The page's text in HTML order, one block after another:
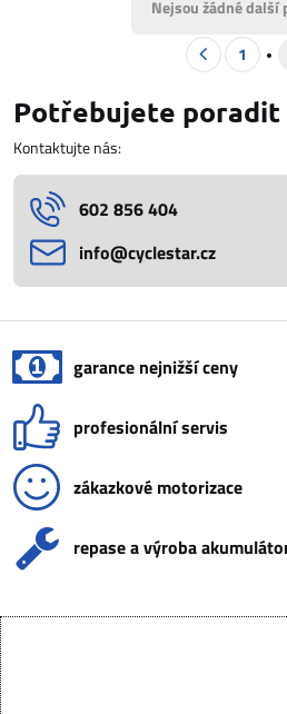
Nejsou žádné další
1
Potřebujete poradit
Kontaktujte nás:
602 856 404
info​@cyclestar​.cz
garance nejnižší ceny
profesionální servis
zákazkové motorizace
repase a výroba